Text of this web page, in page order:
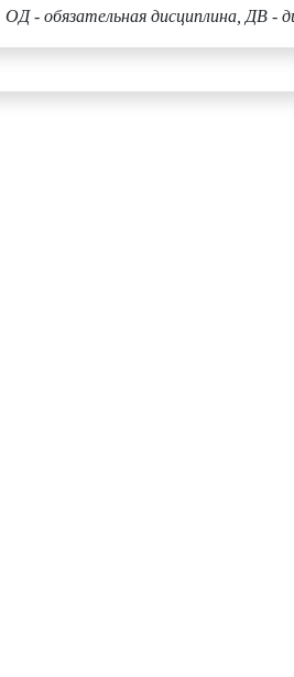
ОД - обязательная дисциплина, ДВ -